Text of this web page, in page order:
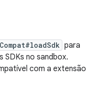
para
SDKs no sandbox.
com a extensão